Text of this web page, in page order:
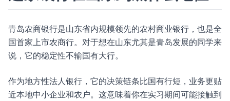
青岛农商银行是山东省内规模领先的农村商业银行，也是全
国首家上市农商行。对于想在山东尤其是青岛发展的同学来
说，它的稳定性不输国有大行。
作为地方性法人银行，它的决策链条比国有行短，业务更贴
近本地中小企业和农户。这意味着你在实习期间可能接触到